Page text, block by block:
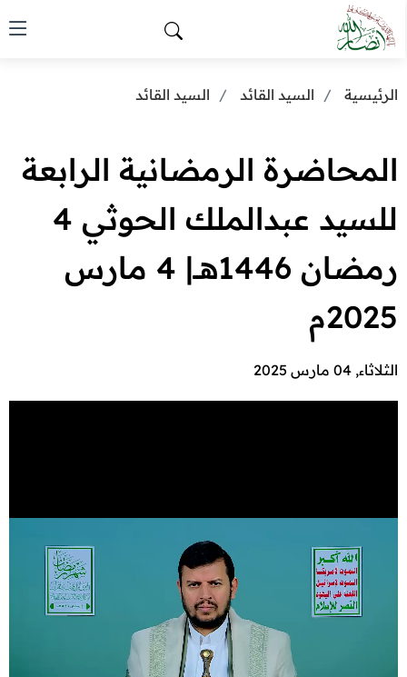
الرئيسية السيد القائد السيد القائد
المحاضرة الرمضانية الرابعة
للسيد عبدالملك الحوثي 4
رمضان 1446هــ| 4 مارس
2025م
الثلاثاء, 04 مارس 2025